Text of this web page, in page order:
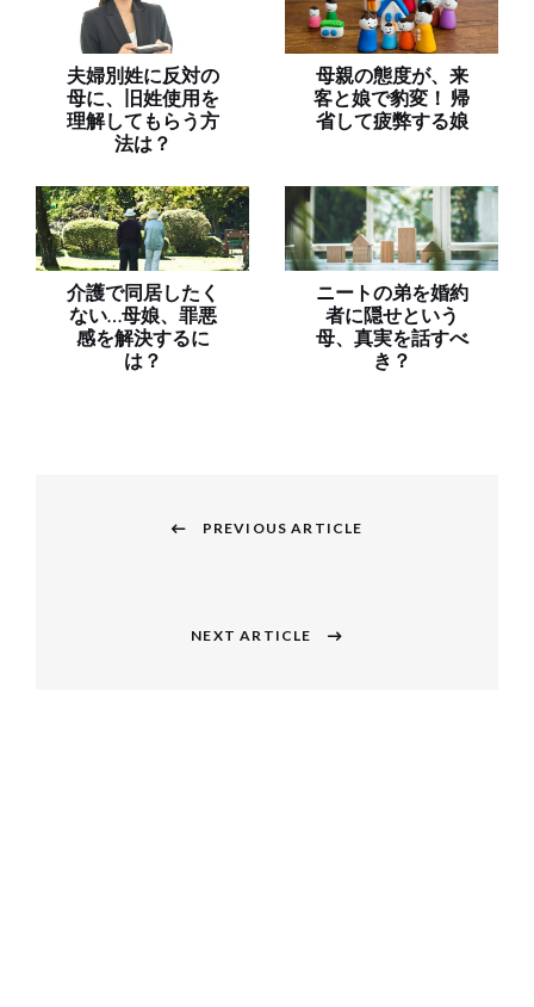
夫婦別姓に反対の
母に、旧姓使用を
理解してもらう方
法は？
母親の態度が、来
客と娘で豹変！ 帰
省して疲弊する娘
介護で同居したく
ない…母娘、罪悪
感を解決するに
は？
ニートの弟を婚約
者に隠せという
母、真実を話すべ
き？
PREVIOUS ARTICLE
NEXT ARTICLE